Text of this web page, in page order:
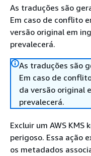
As traduções são
Em caso de conflito
versão original em
prevalecerá.
As traduções são
Em caso de
da versão original
prevalecerá.
Excluir um AWS
perigoso. Essa ação
os metadados